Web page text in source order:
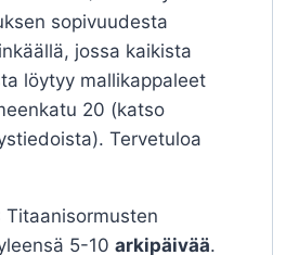
sopivuudesta
jossa kaikista
löytyy mallikappaleet
20 (katso
Tervetuloa
Titaanisormusten
5-10 arkipäivää.